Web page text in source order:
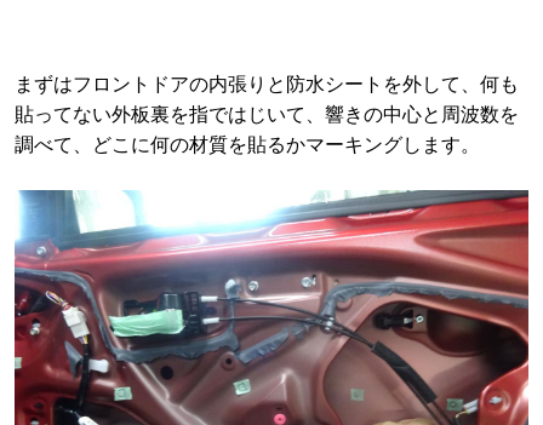
まずはフロントドアの内張りと防水シートを外して、何も
貼ってない外板裏を指ではじいて、響きの中心と周波数を
調べて、どこに何の材質を貼るかマーキングします。